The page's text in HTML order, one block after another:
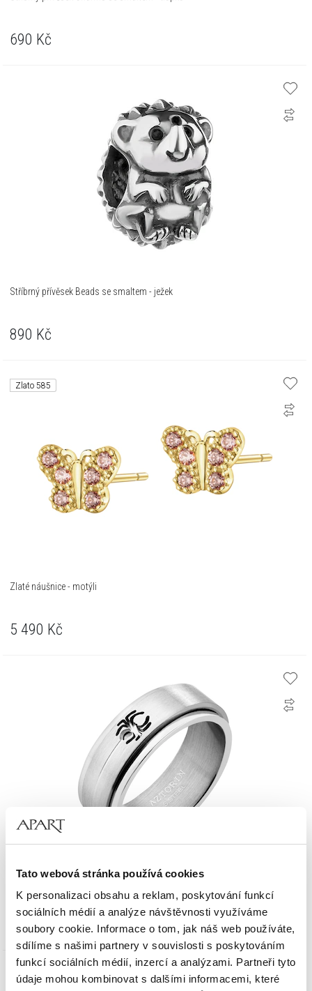
Tato webová stránka používá cookies
K personalizaci obsahu a reklam, poskytování funkcí
sociálních médií a analýze návštěvnosti využíváme
soubory cookie. Informace o tom, jak náš web používáte,
sdílíme s našimi partnery v souvislosti s poskytováním
funkcí sociálních médií, inzercí a analýzami. Partneři tyto
údaje mohou kombinovat s dalšími informacemi, které
690 Kč
Stříbrný přívěsek Beads se smaltem - ježek
890 Kč
Zlato 585
Zlaté náušnice - motýli
5 490 Kč
Pánský prsten z ušlechtilé oceli
790 Kč
Zlato 585